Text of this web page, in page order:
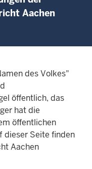
Aachen
des Volkes"
öffentlich, das
hat die
öffentlichen
dieser Seite finden
Aachen